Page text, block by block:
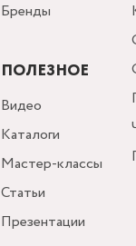
Бренды
ПОЛЕЗНОЕ
Видео
Каталоги
Мастер-классы
Статьи
Презентации